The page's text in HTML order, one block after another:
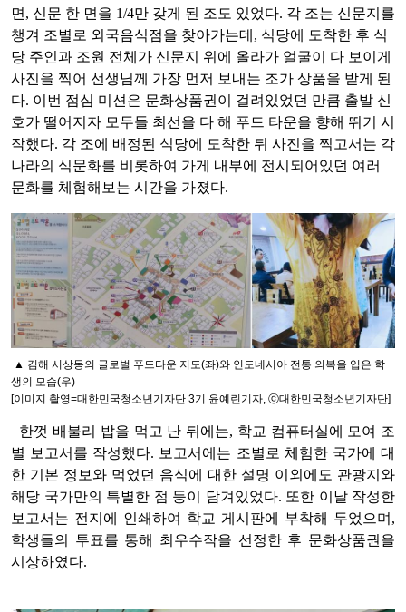
면, 신문 한 면을 1/4만 갖게 된 조도 있었다. 각 조는 신문지를
챙겨 조별로 외국음식점을 찾아가는데, 식당에 도착한 후 식
당 주인과 조원 전체가 신문지 위에 올라가 얼굴이 다 보이게
사진을 찍어 선생님께 가장 먼저 보내는 조가 상품을 받게 된
다. 이번 점심 미션은 문화상품권이 걸려있었던 만큼 출발 신
호가 떨어지자 모두들 최선을 다 해 푸드 타운을 향해 뛰기 시
작했다. 각 조에 배정된 식당에 도착한 뒤 사진을 찍고서는 각
나라의 식문화를 비롯하여 가게 내부에 전시되어있던 여러
문화를 체험해보는 시간을 가졌다.
▲ 김해 서상동의 글로벌 푸드타운 지도(좌)와 인도네시아 전통 의복을 입은 학
생의 모습(우)
[이미지 촬영=대한민국청소년기자단 3기 윤예린기자, ⓒ대한민국청소년기자단]
한껏 배불리 밥을 먹고 난 뒤에는, 학교 컴퓨터실에 모여 조
별 보고서를 작성했다. 보고서에는 조별로 체험한 국가에 대
한 기본 정보와 먹었던 음식에 대한 설명 이외에도 관광지와
해당 국가만의 특별한 점 등이 담겨있었다. 또한 이날 작성한
보고서는 전지에 인쇄하여 학교 게시판에 부착해 두었으며,
학생들의 투표를 통해 최우수작을 선정한 후 문화상품권을
시상하였다.